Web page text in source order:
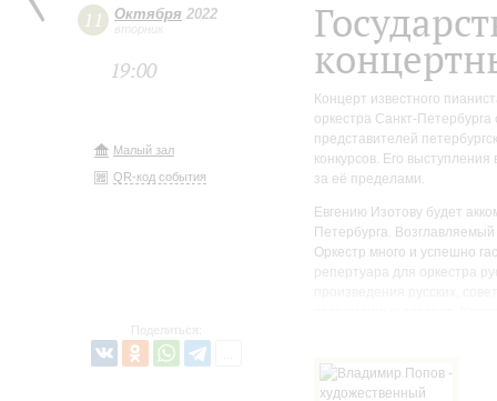
11 Октября 2022
вторник
19:00
Малый зал
QR-код события
Поделиться:
Концерт известного
оркестра Санкт-
представителей
конкурсов. Его
за её пределами.
Евгению Изотову будет
Петербурга.
Оркестр много и успешно
репертуара для оркестра